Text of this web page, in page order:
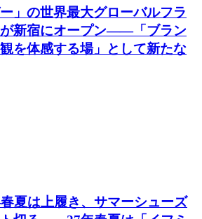
」の世界最大グローバルフラ
が新宿にオープン――「ブラン
を体感する場」として新たな
春夏は上履き、サマーシューズ